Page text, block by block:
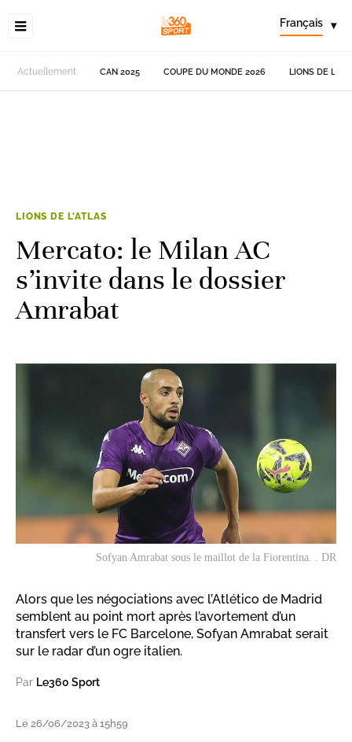
Français ▾
Actuellement CAN 2025 COUPE DU MONDE 2026 LIONS DE
LIONS DE L'ATLAS
Mercato: le Milan AC
s’invite dans le dossier
Amrabat
Sofyan Amrabat sous le maillot de la Fiorentina. . DR
Alors que les négociations avec l’Atlético de Madrid
semblent au point mort après l’avortement d’un
transfert vers le FC Barcelone, Sofyan Amrabat serait
sur le radar d’un ogre italien.
Par Le360 Sport
Le 26/06/2023 à 15h59